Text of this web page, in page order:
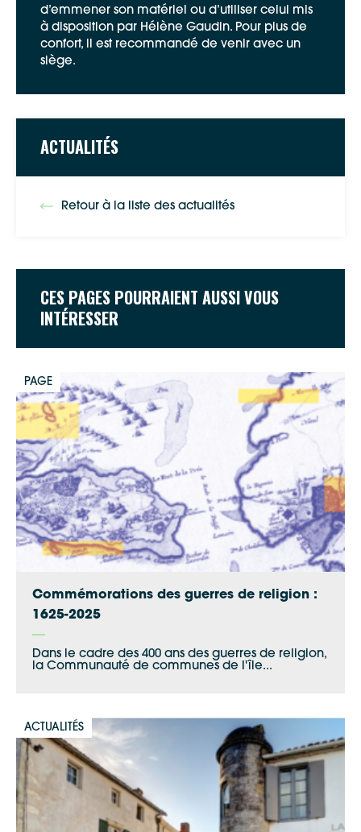
ACTUALITÉS
Retour à la liste des actualités
CES PAGES POURRAIENT AUSSI VOUS
INTÉRESSER
PAGE
Commémorations des guerres de religion :
1625-2025
Dans le cadre des 400 ans des guerres de religion,
la Communauté de communes de l'île...
ACTUALITÉS
d’emmener son matériel ou d’utiliser celui mis
à disposition par Hélène Gaudin. Pour plus de
confort, il est recommandé de venir avec un
siège.
Google Maps
Waze